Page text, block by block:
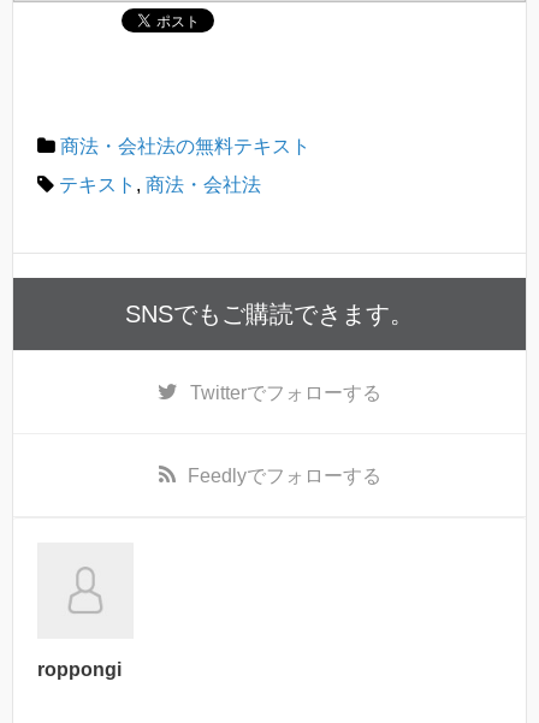
商法・会社法の無料テキスト
テキスト , 商法・会社法
SNSでもご購読できます。
Twitterでフォローする
Feedlyでフォローする
roppongi